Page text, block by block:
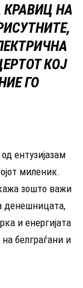
КРАВИЦ НА
КОЈ
ГО
ентузијазам
миленик.
зошто важи
денешницата,
и енергијата
белграѓани и